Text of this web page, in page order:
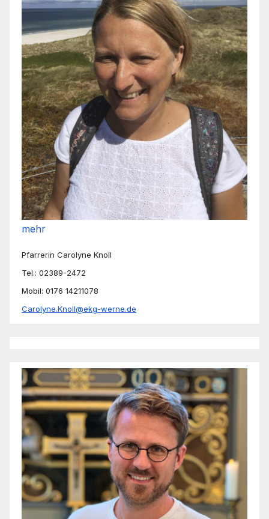
mehr
Pfarrerin Carolyne Knoll
Tel.: 02389-2472
Mobil: 0176 14211078
Carolyne.Knoll@ekg-werne.de